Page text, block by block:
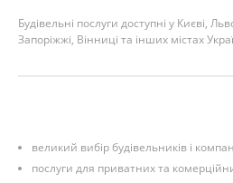
Будівельні послуги доступні у Києві,
Запоріжжі, Вінниці та інших містах
великий вибір будівельників і
послуги для приватних та